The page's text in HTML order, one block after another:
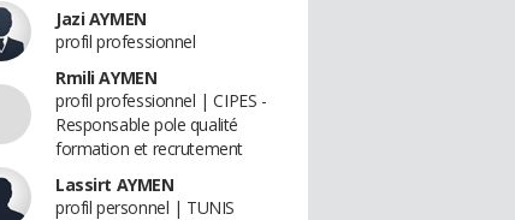
Jazi AYMEN
profil professionnel
Rmili AYMEN
profil professionnel | CIPES -
Responsable pole qualité
formation et recrutement
Lassirt AYMEN
profil personnel | TUNIS